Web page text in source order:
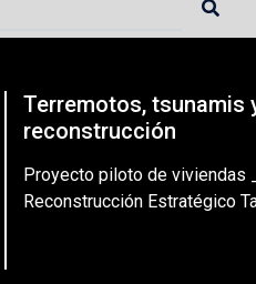
»Actores»Proyecto
Terremotos, tsunamis
reconstrucción
Proyecto piloto de viviendas
Reconstrucción Estratégico